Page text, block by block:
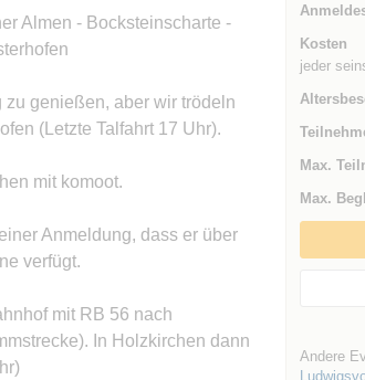
Almen - Bocksteinscharte -
genießen, aber wir trödeln
(Letzte Talfahrt 17 Uhr).
mit komoot.
Anmeldung, dass er über
verfügt.
mit RB 56 nach
In Holzkirchen dann
Kosten
jeder
Max.
Max.
Andere